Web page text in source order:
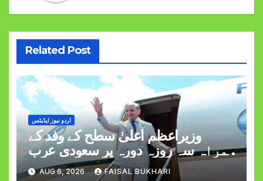
Related Post
اردو نیوز اپڈیٹس
وزیراعظم اعلیٰ سطح کے وفد کے
ہمراہ سہ روزہ دورہ پر سعودی عرب
روانہ
AUG 6, 2026 FAISAL BUKHARI